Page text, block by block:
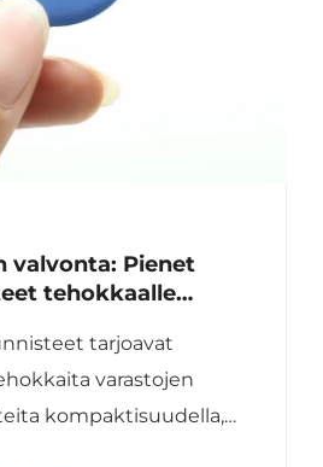
valvonta: Pienet
tehokkaalle
tarjoavat
varastojen
kompaktisuudella,